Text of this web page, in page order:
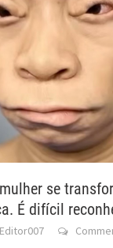
se
É difícil
Editor007